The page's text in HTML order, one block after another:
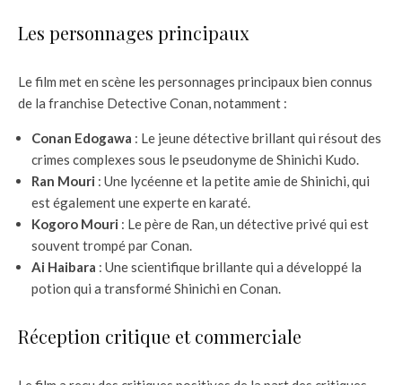
Les personnages principaux
Le film met en scène les personnages principaux bien connus
de la franchise Detective Conan, notamment :
Conan Edogawa : Le jeune détective brillant qui résout des
crimes complexes sous le pseudonyme de Shinichi Kudo.
Ran Mouri : Une lycéenne et la petite amie de Shinichi, qui
est également une experte en karaté.
Kogoro Mouri : Le père de Ran, un détective privé qui est
souvent trompé par Conan.
Ai Haibara : Une scientifique brillante qui a développé la
potion qui a transformé Shinichi en Conan.
Réception critique et commerciale